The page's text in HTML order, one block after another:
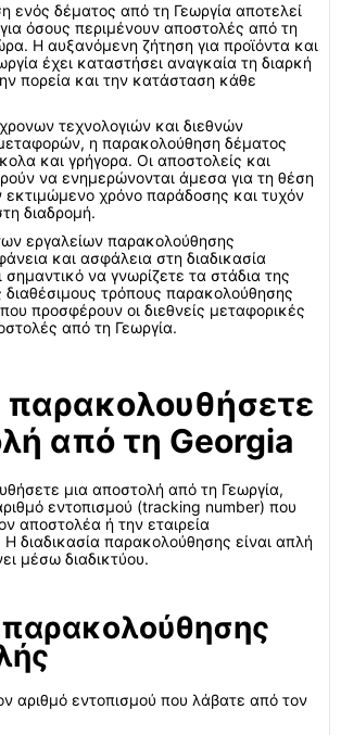
ενός δέματος από τη Γεωργία αποτελεί
όσους περιμένουν αποστολές από τη
Η αυξανόμενη ζήτηση για προϊόντα και
έχει καταστήσει αναγκαία τη διαρκή
πορεία και την κατάσταση κάθε
τεχνολογιών και διεθνών
η παρακολούθηση δέματος
και γρήγορα. Οι αποστολείς και
να ενημερώνονται άμεσα για τη θέση
εκτιμώμενο χρόνο παράδοσης και τυχόν
διαδρομή.
εργαλείων παρακολούθησης
και ασφάλεια στη διαδικασία
σημαντικό να γνωρίζετε τα στάδια της
τρόπους παρακολούθησης
που προσφέρουν οι διεθνείς μεταφορικές
από τη Γεωργία.
από τη Georgia
μια αποστολή από τη Γεωργία,
εντοπισμού (tracking number) που
αποστολέα ή την εταιρεία
διαδικασία παρακολούθησης είναι απλή
μέσω διαδικτύου.
αριθμό εντοπισμού που λάβατε από τον